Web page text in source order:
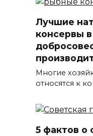
Лучшие
консервы
Многие
относятся к
5 фактов о